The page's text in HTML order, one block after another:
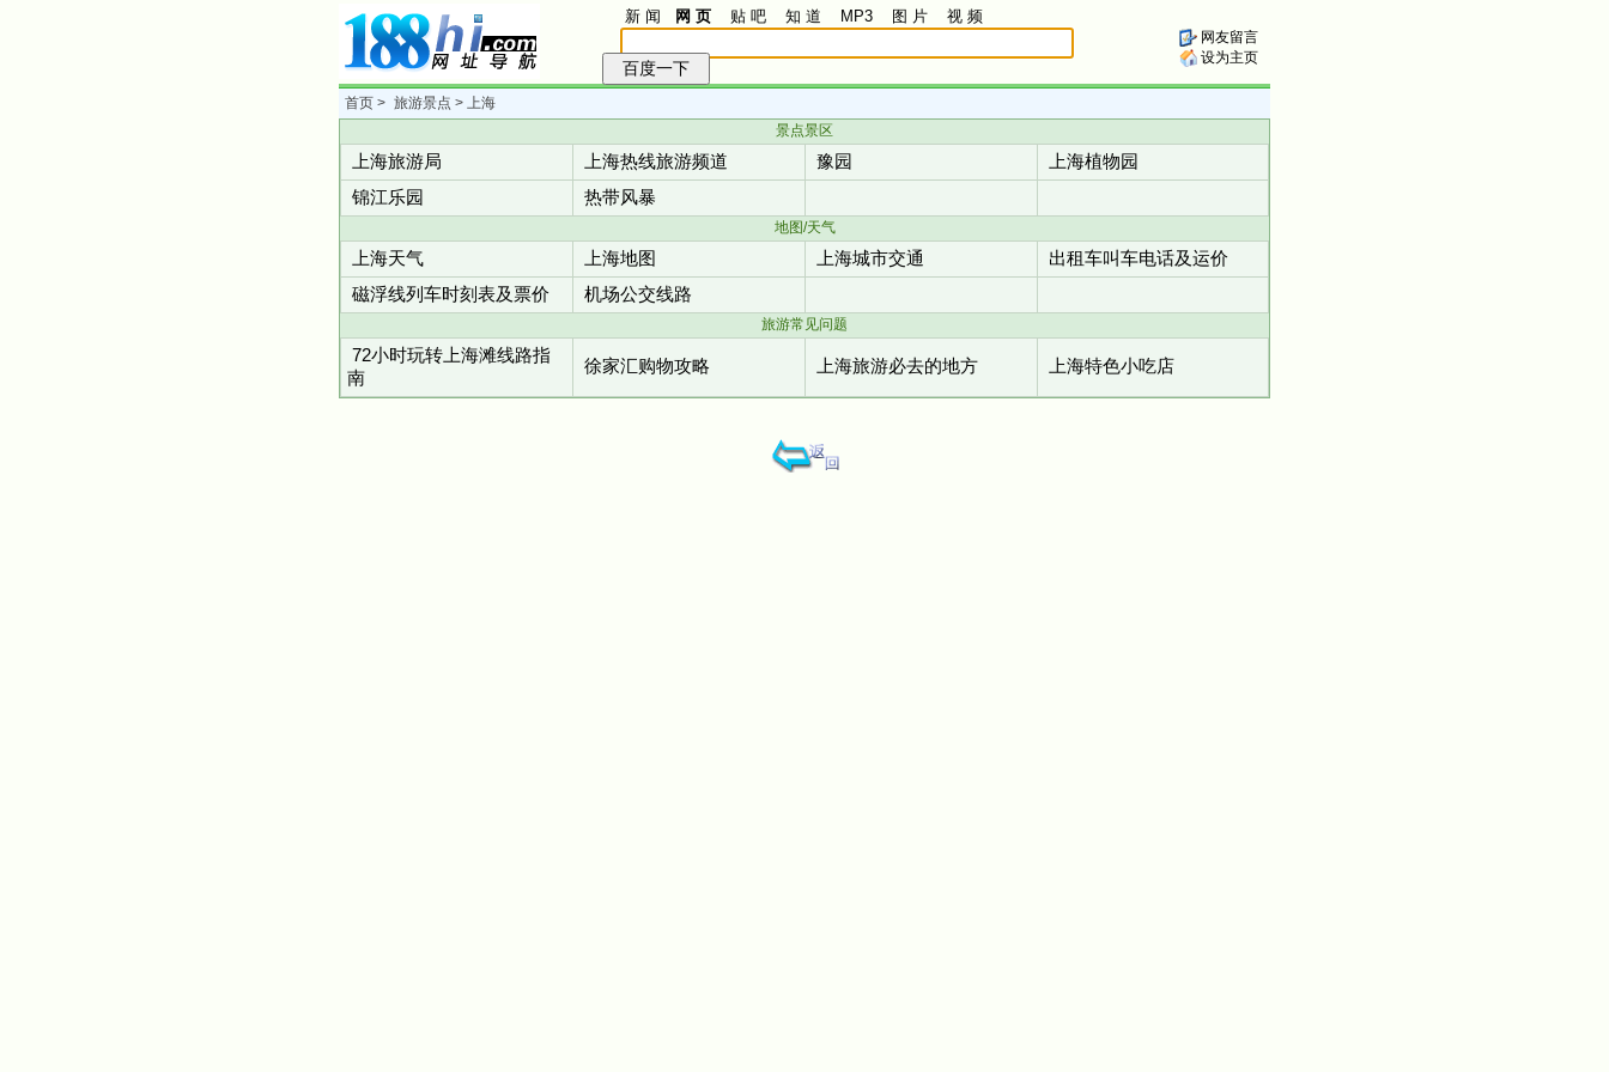
新 闻 网 页 贴 吧 知 道 MP3 图 片 视 频
网友留言
设为主页
首页 > 旅游景点 > 上海
景点景区
上海旅游局 上海热线旅游频道 豫园
上海植物园
锦江乐园
热带风暴
地图/天气
上海天气 上海地图 上海城市交通
出租车叫车电话及运价
磁浮线列车时刻表及票价
机场公交线路
旅游常见问题
72小时玩转上海滩线路指
南
徐家汇购物攻略 上海旅游必去的地方 上海特色小吃店